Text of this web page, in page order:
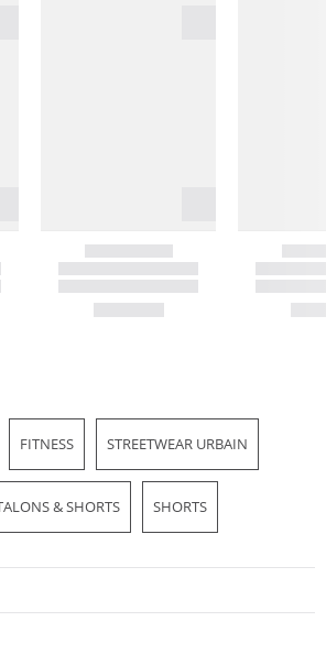
FITNESS STREETWEAR URBAIN
& SHORTS SHORTS